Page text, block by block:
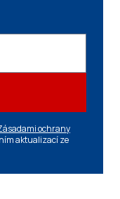
ochrany
aktualizací ze